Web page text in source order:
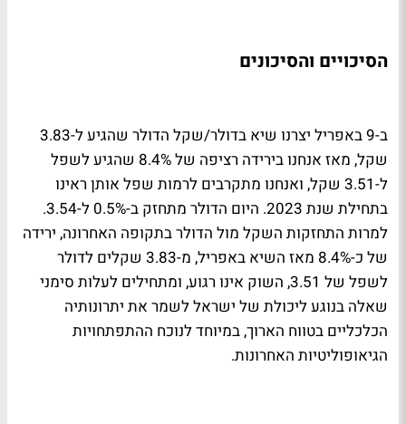
הסיכויים והסיכונים
ב-9 באפריל יצרנו שיא בדולר/שקל הדולר שהגיע ל-3.83
שקל, מאז אנחנו בירידה רציפה של 8.4% שהגיע לשפל
ל-3.51 שקל, ואנחנו מתקרבים לרמות שפל אותן ראינו
בתחילת שנת 2023. היום הדולר מתחזק ב-0.5% ל-3.54.
למרות התחזקות השקל מול הדולר בתקופה האחרונה, ירידה
של כ-8.4% מאז השיא באפריל, מ-3.83 שקלים לדולר
לשפל של 3.51, השוק אינו רגוע, ומתחילים לעלות סימני
שאלה בנוגע ליכולת של ישראל לשמר את יתרונותיה
הכלכליים בטווח הארוך, במיוחד לנוכח ההתפתחויות
הגיאופוליטיות האחרונות.